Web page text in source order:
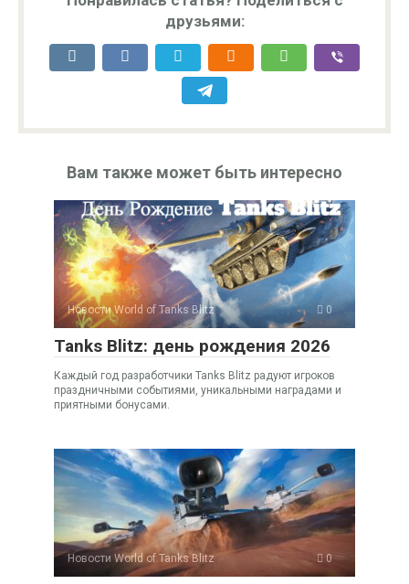
друзьями:
Вам также может быть интересно
Новости World of Tanks Blitz 0
Tanks Blitz: день рождения 2026
Каждый год разработчики Tanks Blitz радуют игроков
праздничными событиями, уникальными наградами и
приятными бонусами.
Новости World of Tanks Blitz 0